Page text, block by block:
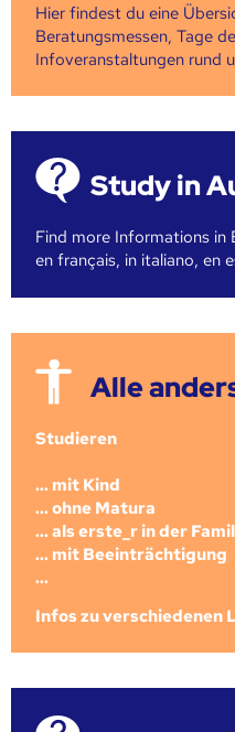
Hier findest du eine
Beratungsmessen, Tage
Infoveranstaltungen rund
Study in
Find more Informations in
en français, in italiano, en
Alle
Studieren
... mit Kind
... ohne Matura
... als erste_r in der
... mit Beeinträchtigung
...
Infos zu verschiedenen